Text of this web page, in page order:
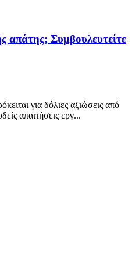
απάτης; Συμβουλευτείτε
για δόλιες αξιώσεις από
απαιτήσεις εργ...